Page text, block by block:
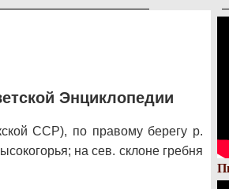
Энциклопедии
ССР), по правому берегу р.
на сев. склоне гребня